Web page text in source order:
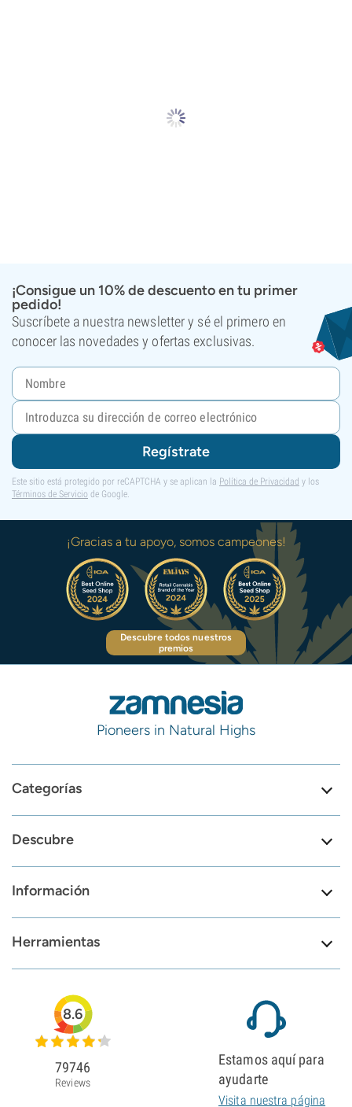
¡Consigue un 10% de descuento en tu primer
pedido!
Suscríbete a nuestra newsletter y sé el primero en
conocer las novedades y ofertas exclusivas.
Regístrate
Este sitio está protegido por reCAPTCHA y se aplican la Política de Privacidad y los
Términos de Servicio de Google.
¡Gracias a tu apoyo, somos campeones!
Descubre todos nuestros
premios
Pioneers in Natural Highs
Categorías
Descubre
Información
Herramientas
8.6
79746
Reviews
Estamos aquí para
ayudarte
Visita nuestra página